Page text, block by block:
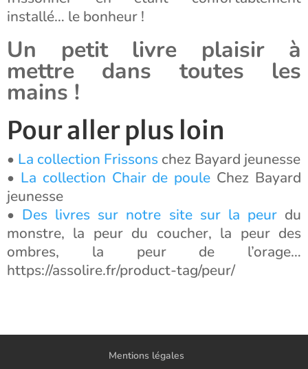
installé… le bonheur !
Un petit livre plaisir à
mettre dans toutes les
mains !
Pour aller plus loin
• La collection Frissons chez Bayard jeunesse
• La collection Chair de poule Chez Bayard
jeunesse
• Des livres sur notre site sur la peurdu
monstre, la peur du coucher, la peur des
ombres, la peur de l’orage…
https://assolire.fr/product-tag/peur/
Mentions légales